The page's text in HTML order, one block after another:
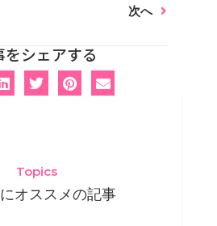
次へ
をシェアする
Topics
オススメの記事